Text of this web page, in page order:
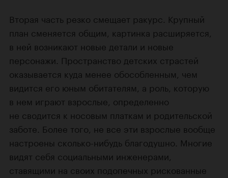
Вторая часть резко смещает ракурс. Крупный
план сменяется общим, картинка расширяется,
в ней возникают новые детали и новые
персонажи. Пространство детских страстей
оказывается куда менее обособленным, чем
видится его юным обитателям, а роль, которую
в нем играют взрослые, определенно
не сводится к носовым платкам и родительской
заботе. Более того, не все эти взрослые вообще
настроены сколько-нибудь благодушно. Многие
видят себя социальными инженерами,
ставящими на своих подопечных рискованные